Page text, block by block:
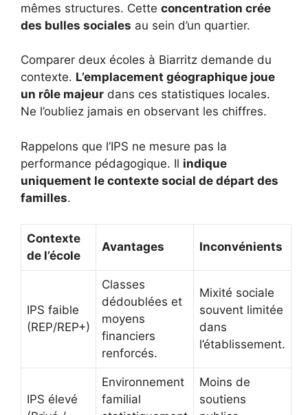
mêmes structures. Cette concentration crée
des bulles sociales au sein d’un quartier.
Comparer deux écoles à Biarritz demande du
contexte. L’emplacement géographique joue
un rôle majeur dans ces statistiques locales.
Ne l’oubliez jamais en observant les chiffres.
Rappelons que l’IPS ne mesure pas la
performance pédagogique. Il indique
uniquement le contexte social de départ des
familles.
Contexte
de l’école
Avantages Inconvénients
IPS faible
(REP/REP+)
Classes
dédoublées et
moyens
financiers
renforcés.
Mixité sociale
souvent limitée
dans
l’établissement.
IPS élevé
Environnement
familial
Moins de
soutiens